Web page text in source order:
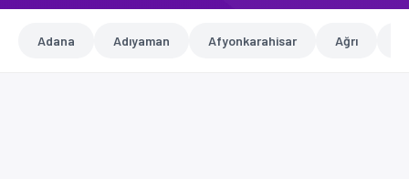
Adana Adıyaman Afyonkarahisar Ağrı